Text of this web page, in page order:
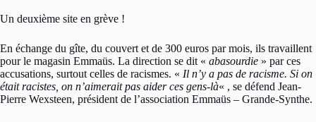
Un deuxième site en grève !
En échange du gîte, du couvert et de 300 euros par mois, ils travaillent
pour le magasin Emmaüs. La direction se dit « abasourdie » par ces
accusations, surtout celles de racismes. « Il n’y a pas de racisme. Si on
était racistes, on n’aimerait pas aider ces gens-là« , se défend Jean-
Pierre Wexsteen, président de l’association Emmaüs – Grande-Synthe.